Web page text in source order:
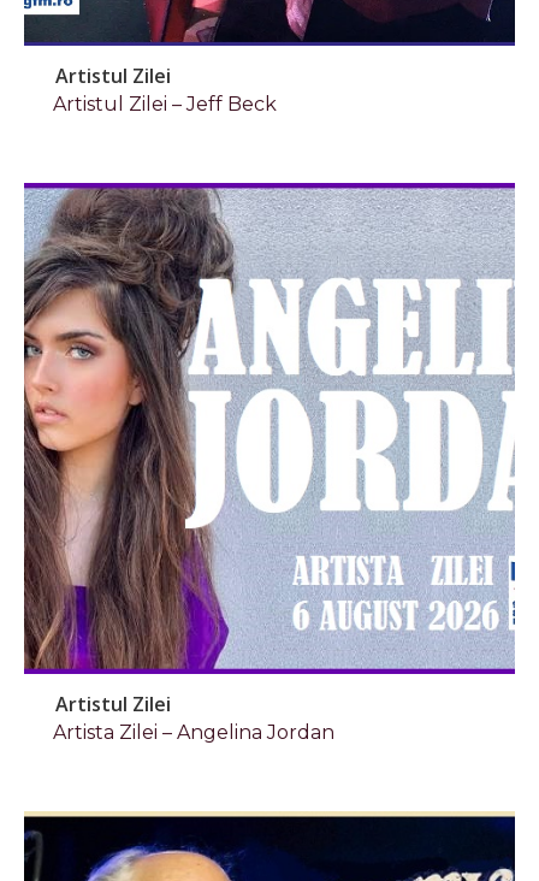
Artistul Zilei
Artistul Zilei – Jeff Beck
Artistul Zilei
Artista Zilei – Angelina Jordan